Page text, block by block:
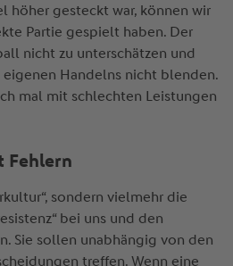
höher gesteckt war, können wir
Partie gespielt haben. Der
nicht zu unterschätzen und
Handelns nicht blenden.
mal mit schlechten Leistungen
Fehlern
sondern vielmehr die
bei uns und den
Sie sollen unabhängig von den
treffen. Wenn eine